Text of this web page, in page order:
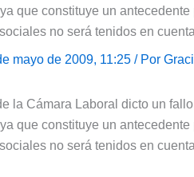
que constituye un
no será tenidos en
mayo de 2009, 11:25 / Por
la Cámara Laboral dicto un
que constituye un
no será tenidos en